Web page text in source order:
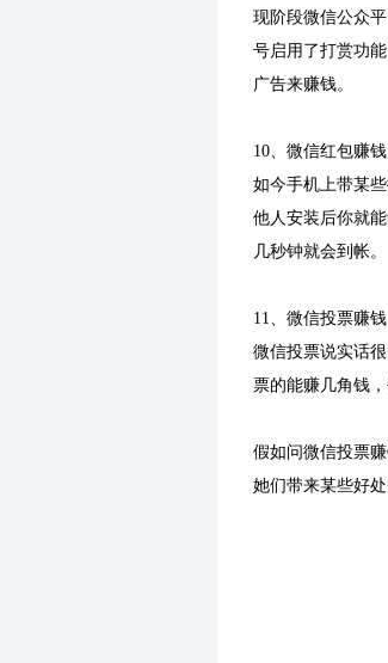
现阶段微信公众
号启用了打赏功
广告来赚钱。
10、微信红包赚钱
如今手机上带某
他人安装后你就
几秒钟就会到帐。
11、微信投票赚钱
微信投票说实话
票的能赚几角钱
假如问微信投票
她们带来某些好